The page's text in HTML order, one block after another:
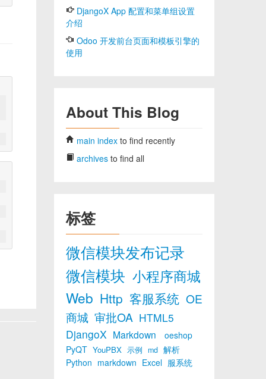
DjangoX App 配置和菜单组设置
介绍
Odoo 开发前台页面和模板引擎的
使用
About This Blog
main index to find recently
archives to find all
标签
微信模块发布记录
微信模块 小程序商城
Web Http 客服系统 OE
商城 审批OA HTML5
DjangoX Markdown
oeshop
PyQT YouPBX 示例 md 解析
Python markdown Excel 服系统